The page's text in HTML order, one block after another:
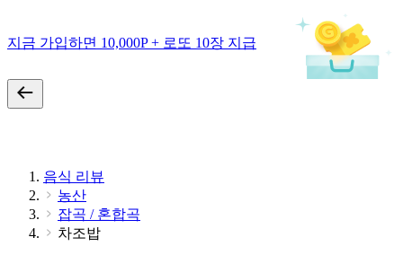
지금 가입하면 10,000P + 로또 10장 지급
음식 리뷰
농산
잡곡 / 혼합곡
차조밥